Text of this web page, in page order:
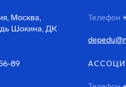
Москва,
Шокина, ДК
89
Телефон